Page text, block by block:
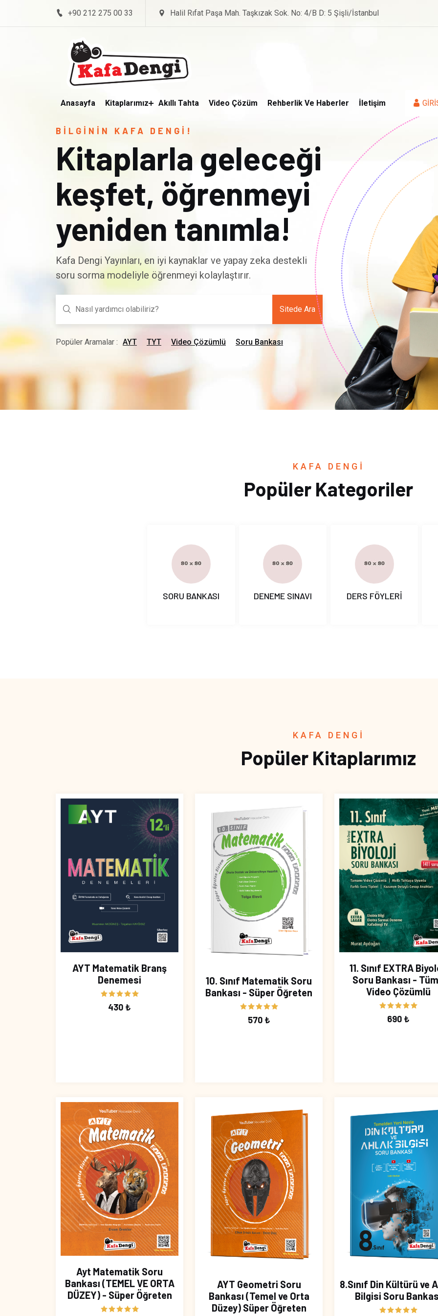
+90 212 275 00 33 Halil Rıfat Paşa Mah. Taşkızak Sok. No: 4/B D: 5 Şişli/İstanbul
Anasayfa Kitaplarımız Akıllı Tahta Video Çözüm Rehberlik Ve Haberler İletişim
BİLGİNİN KAFA DENGİ!
Kitaplarla geleceği
keşfet, öğrenmeyi
yeniden tanımla!
Kafa Dengi Yayınları, en iyi kaynaklar ve yapay zeka destekli
soru sorma modeliyle öğrenmeyi kolaylaştırır.
Sitede Ara
Popüler Aramalar : AYT TYT Video Çözümlü Soru Bankası
KAFA DENGİ
Popüler Kategoriler
SORU BANKASI DENEME SINAVI DERS FÖYLERİ
KAFA DENGİ
Popüler Kitaplarımız
AYT Matematik Branş
Denemesi
430 ₺
10. Sınıf Matematik Soru
Bankası - Süper Öğreten
570 ₺
11. Sınıf EXTRA
Soru Bankası -
Video Çözümlü
690 ₺
Ayt Matematik Soru
Bankası (TEMEL VE ORTA
DÜZEY) - Süper Öğreten
AYT Geometri Soru
Bankası (Temel ve Orta
Düzey) Süper Öğreten
8.Sınıf Din Kültürü ve
Bilgisi Soru